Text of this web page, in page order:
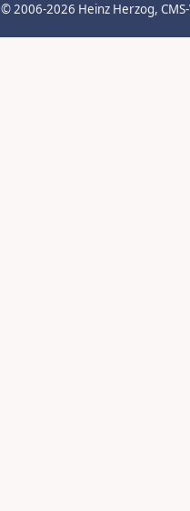
© 2006-2026 Heinz Herzog,